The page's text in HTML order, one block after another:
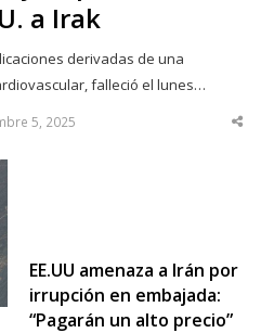
a Irak
derivadas de una
falleció el lunes…
5, 2025
EE.UU amenaza a Irán por
irrupción en embajada:
“Pagarán un alto precio”